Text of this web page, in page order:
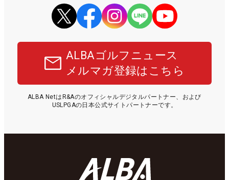
ALBAゴルフニュース
メルマガ登録はこちら
ALBA NetはR&Aのオフィシャルデジタルパートナー、および
USLPGAの日本公式サイトパートナーです。